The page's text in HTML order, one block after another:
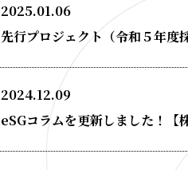
2025.01.06
先行プロジェクト（令和５年度
2024.12.09
eSGコラムを更新しました！【